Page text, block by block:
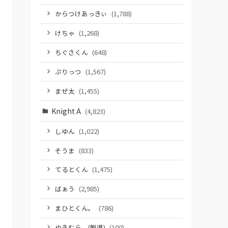
からつけあっきぃ (1,788)
けちゃ (1,268)
ちぐさくん (648)
ぷりっつ (1,567)
まぜ太 (1,455)
Knight A (4,823)
しゆん (1,022)
そうま (833)
てるとくん (1,475)
ばぁう (2,985)
まひとくん。
(786)